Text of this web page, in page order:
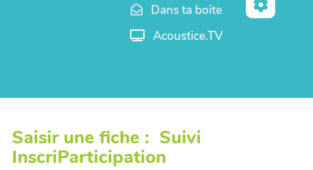
Dans ta boite
Acoustice.TV
Saisir une fiche : Suivi
InscriParticipation